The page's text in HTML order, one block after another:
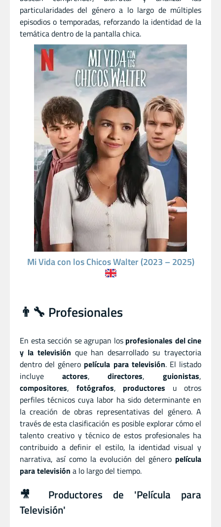
particularidades del género a lo largo de múltiples
episodios o temporadas, reforzando la identidad de la
temática dentro de la pantalla chica.
Mi Vida con los Chicos Walter (2023 – 2025)
👨‍🔧 Profesionales
En esta sección se agrupan los profesionales del cine
y la televisión que han desarrollado su trayectoria
dentro del género película para televisión. El listado
incluye actores,directores,guionistas,
compositores, fotógrafos, productores u otros
perfiles técnicos cuya labor ha sido determinante en
la creación de obras representativas del género. A
través de esta clasificación es posible explorar cómo el
talento creativo y técnico de estos profesionales ha
contribuido a definir el estilo, la identidad visual y
narrativa, así como la evolución del género película
para televisión a lo largo del tiempo.
🎥 Productores de 'Película para
Televisión'